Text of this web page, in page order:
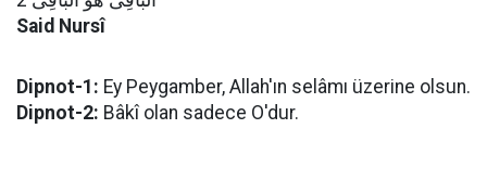
Said Nursî
Dipnot-1: Ey Peygamber, Allah'ın selâmı üzerine olsun.
Dipnot-2: Bâkî olan sadece O'dur.